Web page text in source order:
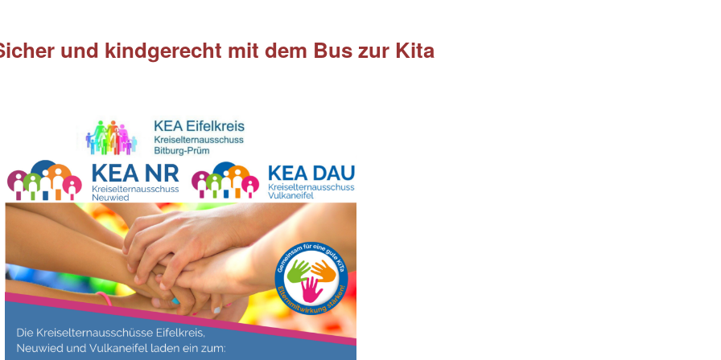
und kindgerecht mit dem Bus zur Kita